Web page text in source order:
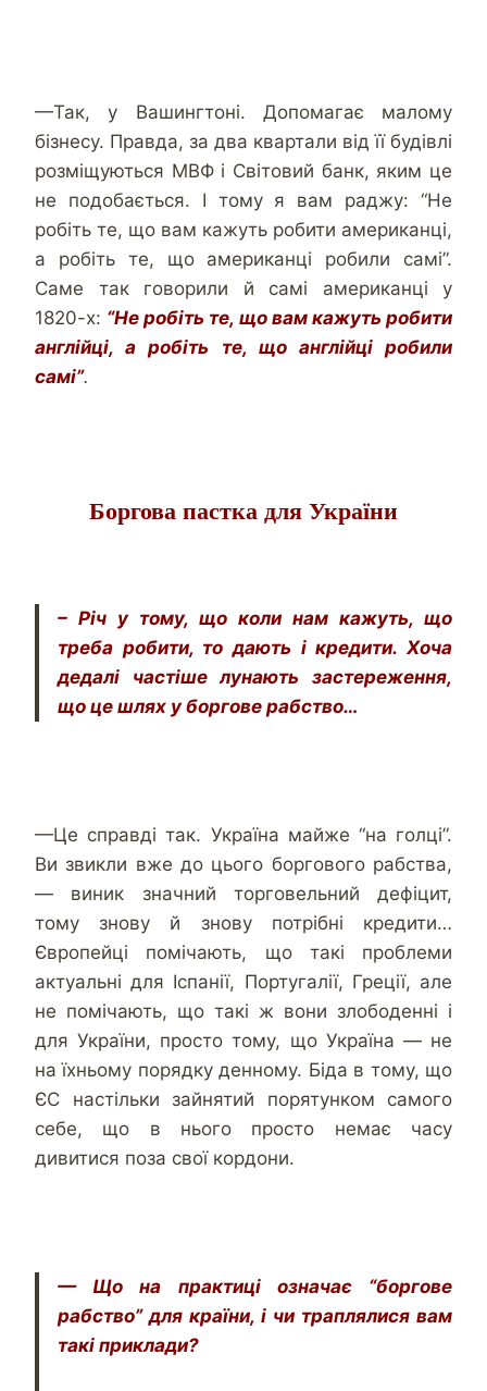
—Так, у Вашингтоні. Допомагає малому
бізнесу. Правда, за два квартали від її будівлі
розміщуються МВФ і Світовий банк, яким це
не подобається. І тому я вам раджу: “Не
робіть те, що вам кажуть робити американці,
а робіть те, що американці робили самі”.
Саме так говорили й самі американці у
1820-х: “Не робіть те, що вам кажуть робити
англійці, а робіть те, що англійці робили
самі”.
Боргова пастка для України
– Річ у тому, що коли нам кажуть, що
треба робити, то дають і кредити. Хоча
дедалі частіше лунають застереження,
що це шлях у боргове рабство…
—Це справді так. Україна майже “на голці”.
Ви звикли вже до цього боргового рабства,
— виник значний торговельний дефіцит,
тому знову й знову потрібні кредити…
Європейці помічають, що такі проблеми
актуальні для Іспанії, Португалії, Греції, але
не помічають, що такі ж вони злободенні і
для України, просто тому, що Україна — не
на їхньому порядку денному. Біда в тому, що
ЄС настільки зайнятий порятунком самого
себе, що в нього просто немає часу
дивитися поза свої кордони.
— Що на практиці означає “боргове
рабство” для країни, і чи траплялися вам
такі приклади?